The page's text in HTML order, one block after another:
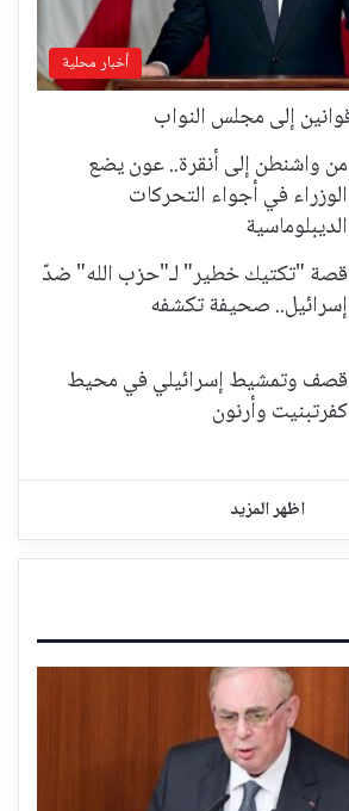
أخبار محلية
من واشنطن إلى أنقرة.. عون يضع
الوزراء في أجواء التحركات
الديبلوماسية
قصة "تكتيك خطير" لـ"حزب الله" ضدّ
إسرائيل.. صحيفة تكشفه
قصف وتمشيط إسرائيلي في محيط
كفرتبنيت وأرنون
اظهر المزيد